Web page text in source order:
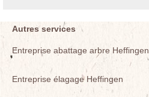
Autres services
Entreprise abattage arbre Heffingen
Entreprise élagage Heffingen